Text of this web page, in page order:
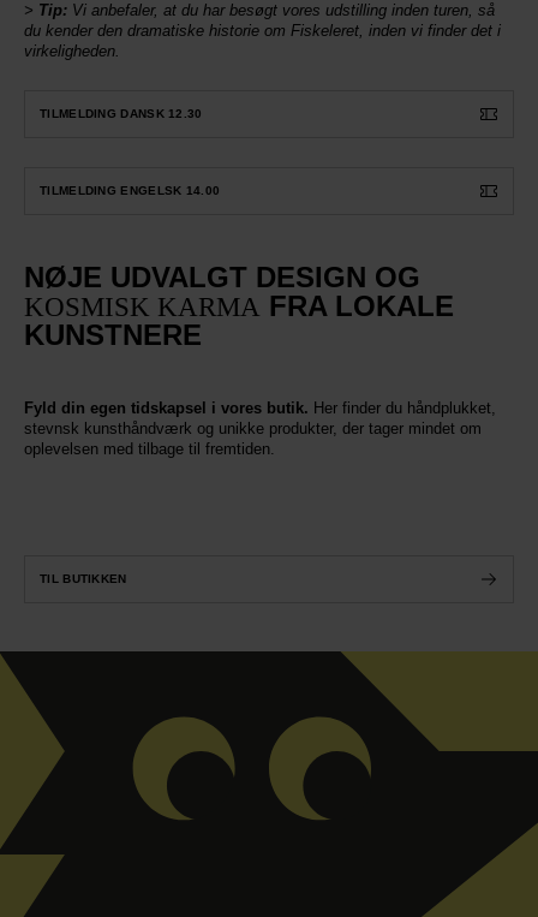
> Tip: Vi anbefaler, at du har besøgt vores udstilling inden turen, så
du kender den dramatiske historie om Fiskeleret, inden vi finder det i
virkeligheden.
TILMELDING DANSK 12.30
TILMELDING ENGELSK 14.00
NØJE UDVALGT DESIGN OG
KOSMISK KARMA FRA LOKALE
KUNSTNERE
Fyld din egen tidskapsel i vores butik. Her finder du håndplukket,
stevnsk kunsthåndværk og unikke produkter, der tager mindet om
oplevelsen med tilbage til fremtiden.
TIL BUTIKKEN